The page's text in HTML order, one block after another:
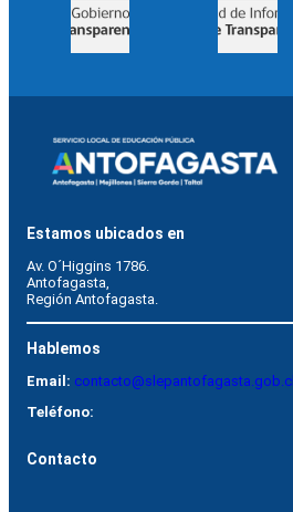
Estamos ubicados en
Av. O´Higgins 1786.
Antofagasta,
Región Antofagasta.
Hablemos
Email: contacto@slepantofagasta.gob.cl
Teléfono:
Contacto